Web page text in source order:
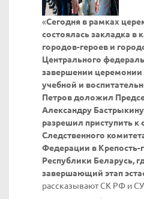
«Сегодня в рамках
состоялась закладка в
городов-героев и
Центрального
завершении церемонии
учебной и
Петров доложил
Александру
разрешил приступить к
Следственного
Федерации в Крепость-
Республики Беларусь,
завершающий этап
рассказывают СК РФ и